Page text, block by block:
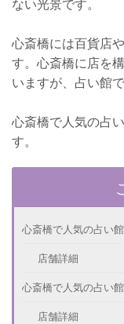
ない光景です。
心斎橋には百貨店
す。心斎橋に店を
いますが、占い館
心斎橋で人気の占
す。
心斎橋で人気の占い
店舗詳細
心斎橋で人気の占い
店舗詳細